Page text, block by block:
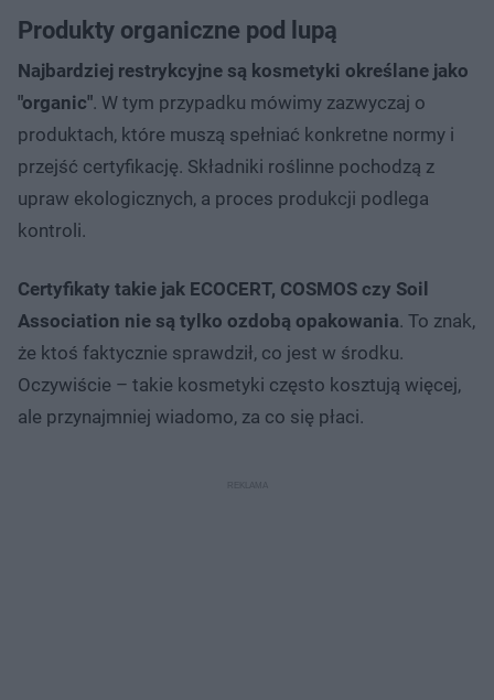
Produkty organiczne pod lupą
Najbardziej restrykcyjne są kosmetyki określane jako
"organic". W tym przypadku mówimy zazwyczaj o
produktach, które muszą spełniać konkretne normy i
przejść certyfikację. Składniki roślinne pochodzą z
upraw ekologicznych, a proces produkcji podlega
kontroli.
Certyfikaty takie jak ECOCERT, COSMOS czy Soil
Association nie są tylko ozdobą opakowania. To znak,
że ktoś faktycznie sprawdził, co jest w środku.
Oczywiście – takie kosmetyki często kosztują więcej,
ale przynajmniej wiadomo, za co się płaci.